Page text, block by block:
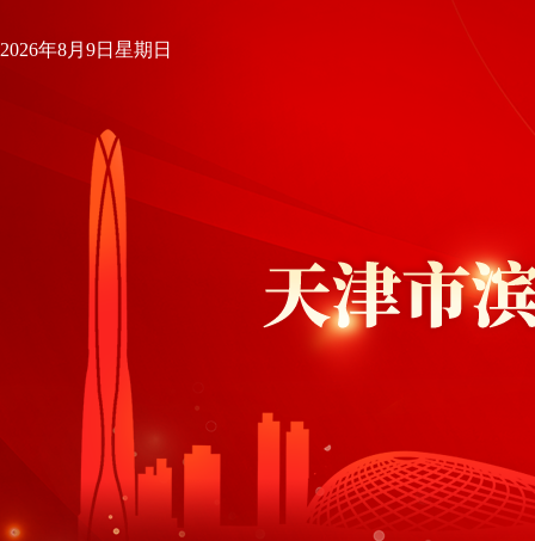
2026年8月9日星期日